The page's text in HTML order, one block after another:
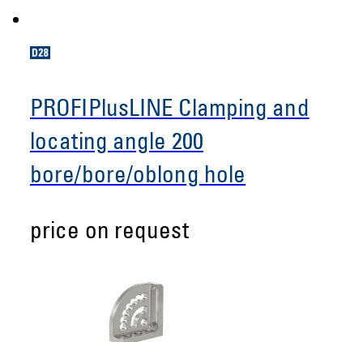
PROFIPlusLINE Clamping and
locating angle 200
bore/bore/oblong hole
price on request